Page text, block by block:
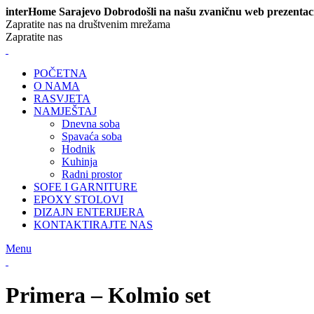
interHome Sarajevo Dobrodošli na našu zvaničnu web
Zapratite nas na društvenim mrežama
Zapratite nas
POČETNA
O NAMA
RASVJETA
NAMJEŠTAJ
Dnevna soba
Spavaća soba
Hodnik
Kuhinja
Radni prostor
SOFE I GARNITURE
EPOXY STOLOVI
DIZAJN ENTERIJERA
KONTAKTIRAJTE NAS
Menu
Primera – Kolmio set